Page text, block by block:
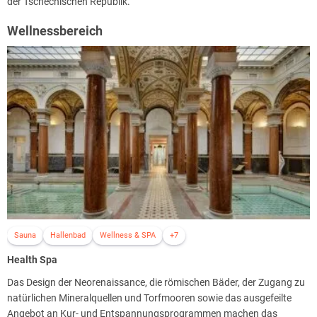
Wellnessbereich
Sauna Hallenbad Wellness & SPA +7
Health Spa
Das Design der Neorenaissance, die römischen Bäder, der Zugang zu
natürlichen Mineralquellen und Torfmooren sowie das ausgefeilte
Angebot an Kur- und Entspannungsprogrammen machen das